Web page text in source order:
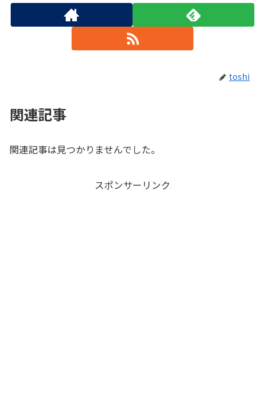
toshi
関連記事
関連記事は見つかりませんでした。
スポンサーリンク